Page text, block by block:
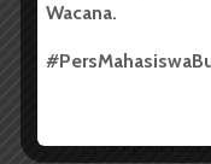
Mengenal
28 Agustus 2025
Wacana.